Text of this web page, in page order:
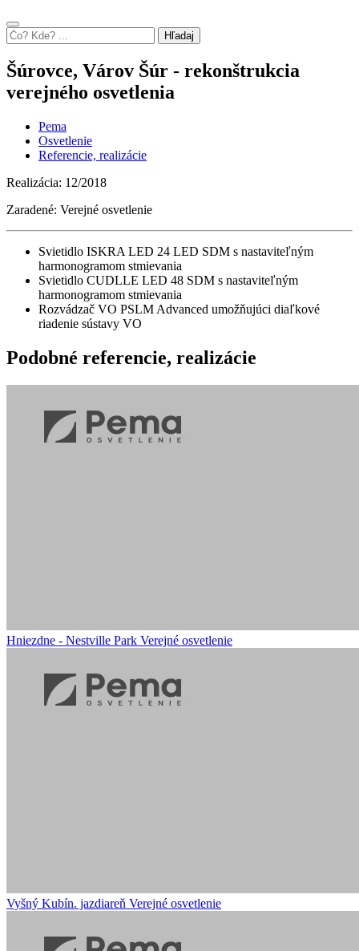
Hľadaj
Šúrovce, Várov Šúr - rekonštrukcia
verejného osvetlenia
Pema
Osvetlenie
Referencie, realizácie
Realizácia: 12/2018
Zaradené: Verejné osvetlenie
Svietidlo ISKRA LED 24 LED SDM s nastaviteľným
harmonogramom stmievania
Svietidlo CUDLLE LED 48 SDM s nastaviteľným
harmonogramom stmievania
Rozvádzač VO PSLM Advanced umožňujúci diaľkové
riadenie sústavy VO
Podobné referencie, realizácie
Hniezdne - Nestville Park Verejné osvetlenie
Vyšný Kubín. jazdiareň Verejné osvetlenie